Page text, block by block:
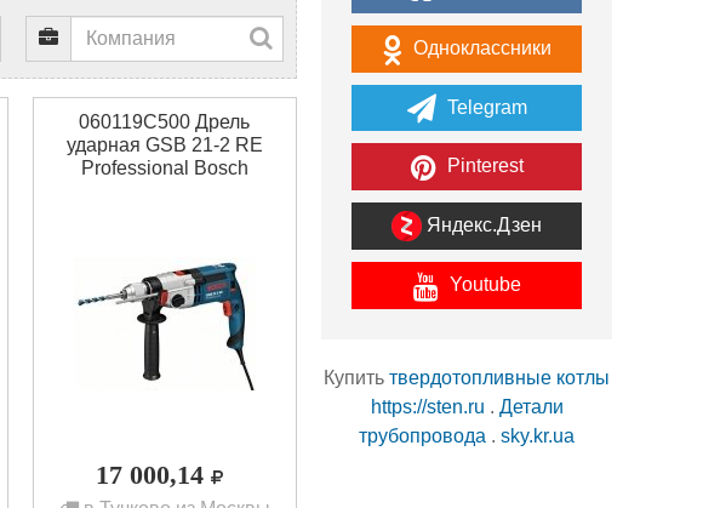
060119C500 Дрель
ударная GSB 21-2 RE
Professional Bosch
17 000,14
Одноклассники
Telegram
Pinterest
Яндекс.Дзен
Youtube
Купить твердотопливные котлы
https://sten.ru . Детали
трубопровода . sky.kr.ua